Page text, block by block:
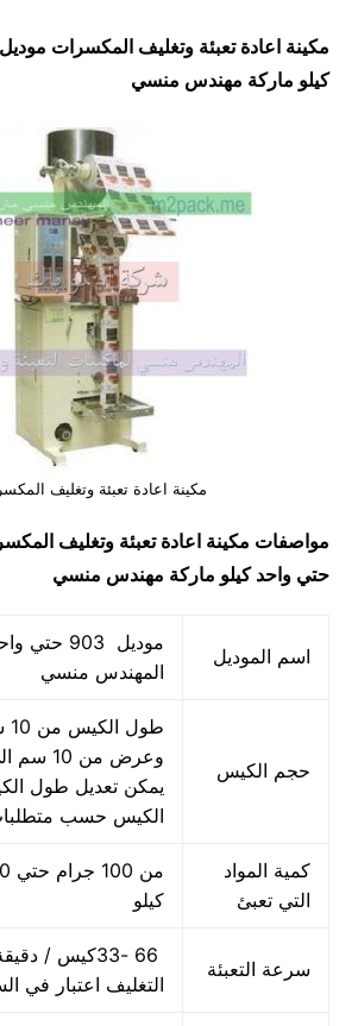
كيلو ماركة مهندس منسي
مكينة اعادة تعبئة وتغليف
مواصفات مكينة اعادة تعبئة وتغليف
حتي واحد كيلو ماركة مهندس منسي
اسم الموديل
موديل 903
المهندس منسي
حجم الكيس
يمكن تعديل طول
الكيس حسب
كمية المواد
التي تعبئ
كيلو
سرعة التعبئة
66 -33كيس /
التغليف اعتبار في